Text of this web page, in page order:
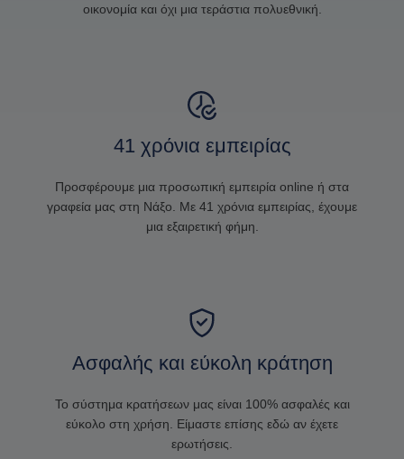
οικονομία και όχι μια τεράστια πολυεθνική.
41 χρόνια εμπειρίας
Προσφέρουμε μια προσωπική εμπειρία online ή στα
γραφεία μας στη Νάξο. Με 41 χρόνια εμπειρίας, έχουμε
μια εξαιρετική φήμη.
Ασφαλής και εύκολη κράτηση
Το σύστημα κρατήσεων μας είναι 100% ασφαλές και
εύκολο στη χρήση. Είμαστε επίσης εδώ αν έχετε
ερωτήσεις.